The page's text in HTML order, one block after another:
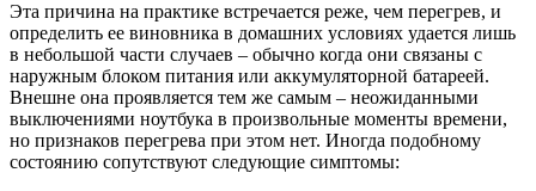
Эта причина на практике встречается реже, чем перегрев, и
определить ее виновника в домашних условиях удается лишь
в небольшой части случаев – обычно когда они связаны с
наружным блоком питания или аккумуляторной батареей.
Внешне она проявляется тем же самым – неожиданными
выключениями ноутбука в произвольные моменты времени,
но признаков перегрева при этом нет. Иногда подобному
состоянию сопутствуют следующие симптомы: